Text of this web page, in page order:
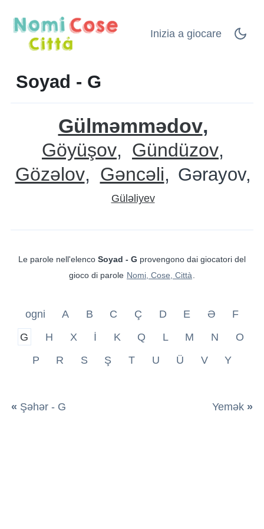
Inizia a giocare
Soyad - G
Gülməmmədov
Göyüşov
Gündüzov
Gözəlov
Gəncəli Gərayov
Güləliyev
Le parole nell'elenco Soyad - G provengono dai giocatori del
gioco di parole Nomi, Cose, Città
ogni A B C Ç D E Ə
F
G
H X İ K Q L M N
O
P
R S Ş T U Ü V Y
« Şəhər - G Yemək »